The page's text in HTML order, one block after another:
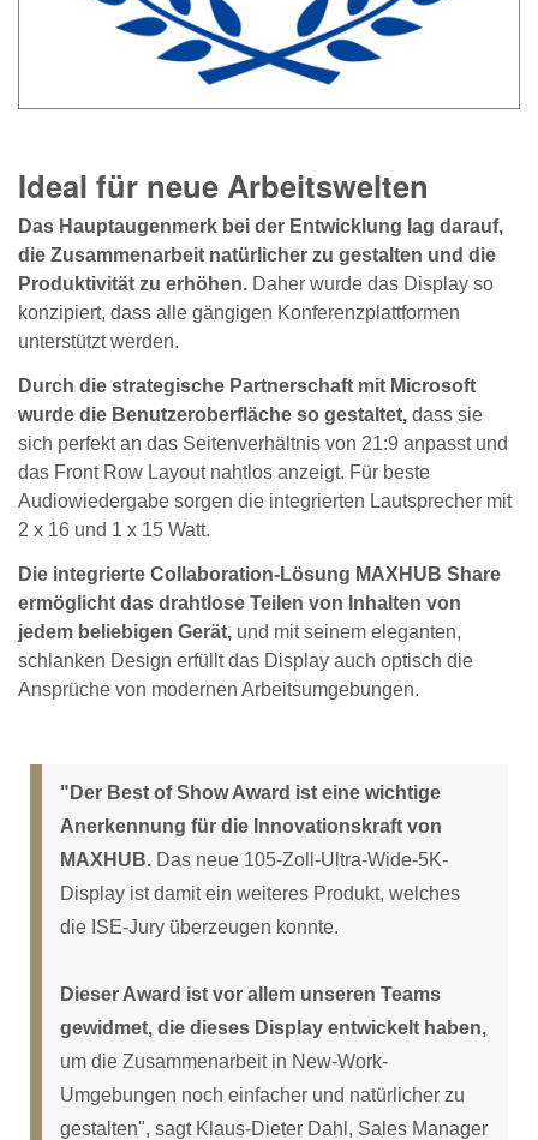
Ideal für neue Arbeitswelten
Das Hauptaugenmerk bei der Entwicklung lag darauf,
die Zusammenarbeit natürlicher zu gestalten und die
Produktivität zu erhöhen. Daher wurde das Display so
konzipiert, dass alle gängigen Konferenzplattformen
unterstützt werden.
Durch die strategische Partnerschaft mit Microsoft
wurde die Benutzeroberfläche so gestaltet, dass sie
sich perfekt an das Seitenverhältnis von 21:9 anpasst und
das Front Row Layout nahtlos anzeigt. Für beste
Audiowiedergabe sorgen die integrierten Lautsprecher mit
2 x 16 und 1 x 15 Watt.
Die integrierte Collaboration-Lösung MAXHUB Share
ermöglicht das drahtlose Teilen von Inhalten von
jedem beliebigen Gerät, und mit seinem eleganten,
schlanken Design erfüllt das Display auch optisch die
Ansprüche von modernen Arbeitsumgebungen.
"Der Best of Show Award ist eine wichtige
Anerkennung für die Innovationskraft von
MAXHUB. Das neue 105-Zoll-Ultra-Wide-5K-
Display ist damit ein weiteres Produkt, welches
die ISE-Jury überzeugen konnte.
Dieser Award ist vor allem unseren Teams
gewidmet, die dieses Display entwickelt haben,
um die Zusammenarbeit in New-Work-
Umgebungen noch einfacher und natürlicher zu
gestalten", sagt Klaus-Dieter Dahl, Sales Manager